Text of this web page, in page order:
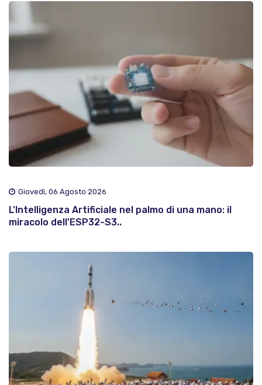
Giovedì, 06 Agosto 2026
L'Intelligenza Artificiale nel palmo di una mano: il
miracolo dell'ESP32-S3..